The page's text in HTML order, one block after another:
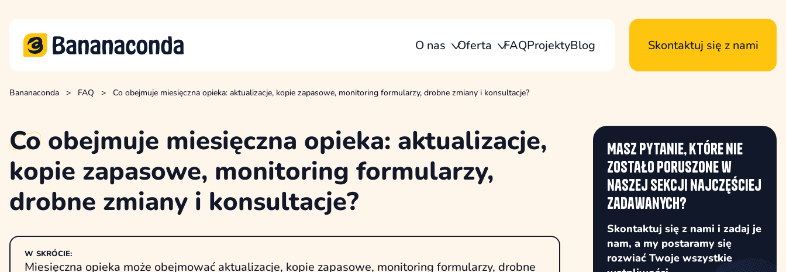
O nas Oferta FAQProjektyBlog Skontaktuj się z nami
Bananaconda > FAQ > Co obejmuje miesięczna opieka: aktualizacje, kopie zapasowe, monitoring formularzy, drobne zmiany i konsultacje?
Co obejmuje miesięczna opieka: aktualizacje,
kopie zapasowe, monitoring formularzy,
drobne zmiany i konsultacje?
W SKRÓCIE:
Miesięczna opieka może obejmować aktualizacje, kopie zapasowe, monitoring formularzy, drobne
Masz pytanie, które nie
zostało poruszone w
naszej sekcji najczęściej
zadawanych?
Skontaktuj się z nami i zadaj je
nam, a my postaramy się
rozwiać Twoje wszystkie